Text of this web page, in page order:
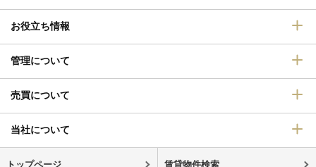
お役立ち情報
管理について
売買について
当社について
トップページ 賃貸物件検索